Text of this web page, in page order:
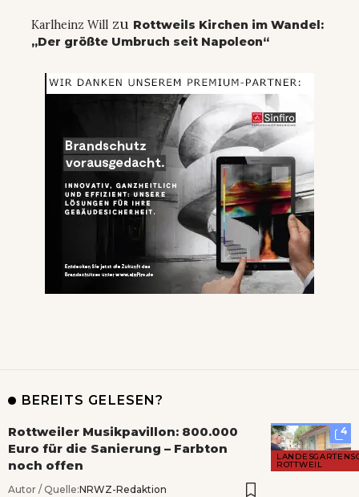
Karlheinz Will zu Rottweils Kirchen im Wandel:
„Der größte Umbruch seit Napoleon“
BEREITS GELESEN?
4
ROTTWEIL
Rottweiler Musikpavillon: 800.000
Euro für die Sanierung – Farbton
noch offen
Autor / Quelle:NRWZ-Redaktion